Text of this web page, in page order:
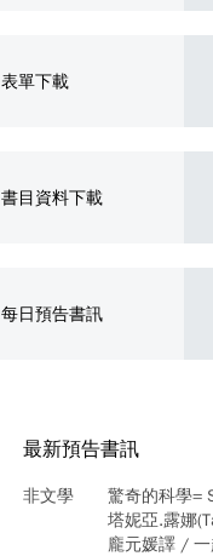
表單下載
書目資料下載
每日預告書訊
最新預告書訊
非文學
驚奇的科學=
塔妮亞.露娜
龐元媛譯 /